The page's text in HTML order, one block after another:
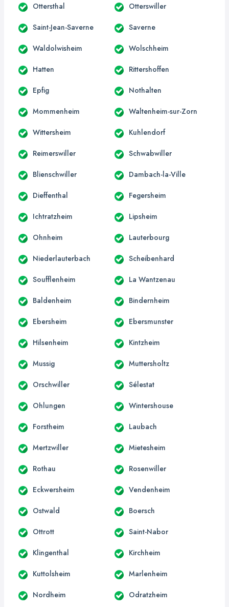
Ottersthal Otterswiller
Saint-Jean-Saverne Saverne
Waldolwisheim Wolschheim
Hatten Rittershoffen
Epfig Nothalten
Mommenheim Waltenheim-sur-Zorn
Wittersheim Kuhlendorf
Reimerswiller Schwabwiller
Blienschwiller Dambach-la-Ville
Dieffenthal Fegersheim
Ichtratzheim Lipsheim
Ohnheim Lauterbourg
Niederlauterbach Scheibenhard
Soufflenheim La Wantzenau
Baldenheim Bindernheim
Ebersheim Ebersmunster
Hilsenheim Kintzheim
Mussig Muttersholtz
Orschwiller Sélestat
Ohlungen Wintershouse
Forstheim Laubach
Mertzwiller Mietesheim
Rothau Rosenwiller
Eckwersheim Vendenheim
Ostwald Boersch
Ottrott Saint-Nabor
Klingenthal Kirchheim
Kuttolsheim Marlenheim
Nordheim Odratzheim